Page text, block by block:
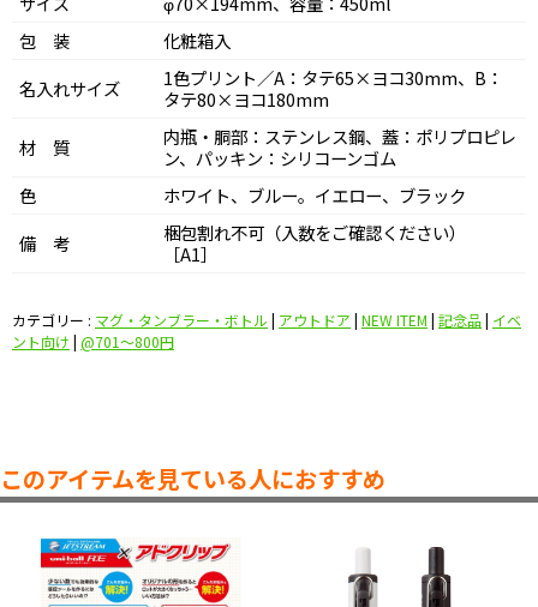
包 装
化粧箱入
名入れサイズ
1色プリント／A：タテ65×ヨコ30mm、B：
タテ80×ヨコ180mm
材 質
内瓶・胴部：ステンレス鋼、蓋：ポリプロピレ
ン、パッキン：シリコーンゴム
色
ホワイト、ブルー。イエロー、ブラック
備 考
梱包割れ不可（入数をご確認ください）
［A1］
カテゴリー : マグ・タンブラー・ボトル | アウトドア | NEW ITEM | 記念品| イベ
ント向け | @701〜800円
このアイテムを見ている人におすすめ